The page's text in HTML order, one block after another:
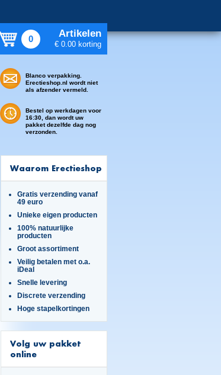
0 Artikelen
€ 0.00 korting
Blanco verpakking.
Erectieshop.nl wordt niet
als afzender vermeld.
Bestel op werkdagen voor
16:30, dan wordt uw
pakket dezelfde dag nog
verzonden.
Waarom Erectieshop
Gratis verzending vanaf
49 euro
Unieke eigen producten
100% natuurlijke
producten
Groot assortiment
Veilig betalen met o.a.
iDeal
Snelle levering
Discrete verzending
Hoge stapelkortingen
Volg uw pakket
online